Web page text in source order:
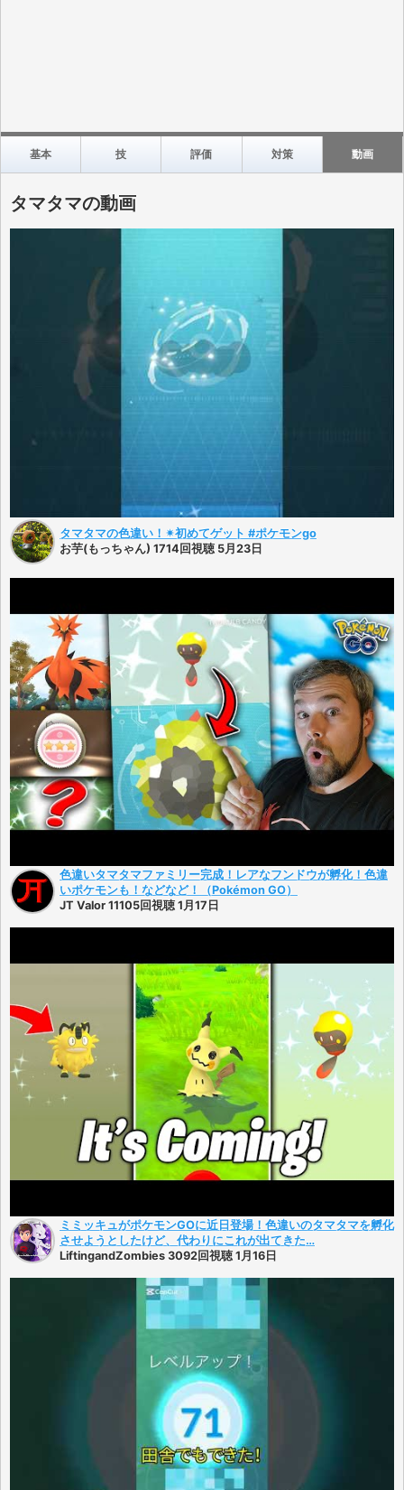
基本 技 評価 対策 動画
タマタマの動画
タマタマの色違い！✴初めてゲット #ポケモンgo
お芋(もっちゃん) 1714回視聴 5月23日
色違いタマタマファミリー完成！レアなフンドウが孵化！色違
いポケモンも！などなど！（Pokémon GO）
JT Valor 11105回視聴 1月17日
ミミッキュがポケモンGOに近日登場！色違いのタマタマを孵化
させようとしたけど、代わりにこれが出てきた…
LiftingandZombies 3092回視聴 1月16日